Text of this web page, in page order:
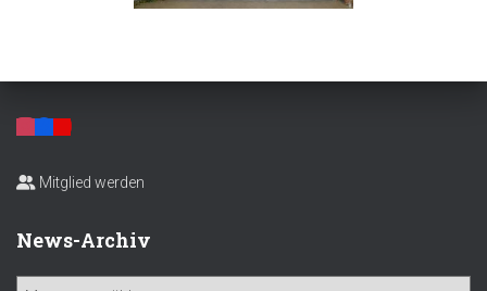
Mitglied werden
News-Archiv